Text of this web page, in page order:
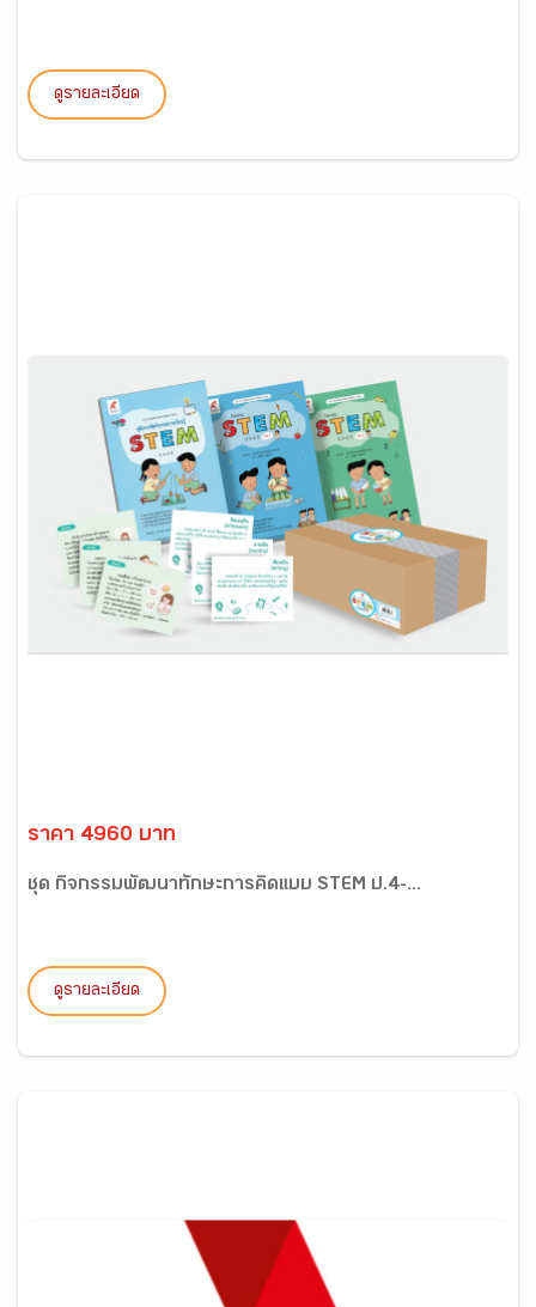
ดูรายละเอียด
ราคา 4960 บาท
ชุด กิจกรรมพัฒนาทักษะการคิดแบบ STEM ป.4-...
ดูรายละเอียด